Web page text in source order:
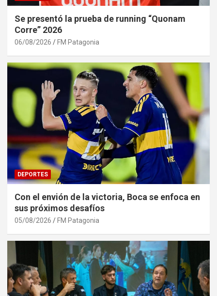
Se presentó la prueba de running “Quonam
Corre” 2026
06/08/2026 FM Patagonia
DEPORTES
Con el envión de la victoria, Boca se enfoca en
sus próximos desafíos
05/08/2026 FM Patagonia